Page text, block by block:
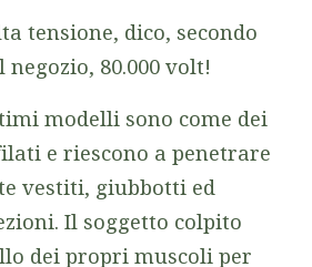
tensione, dico, secondo
80.000 volt!
modelli sono come dei
e riescono a penetrare
vestiti, giubbotti ed
Il soggetto colpito
dei propri muscoli per